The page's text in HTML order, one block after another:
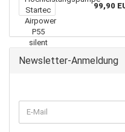
99,90
Newsletter-Anmeldung
ZUR
E-
Mail